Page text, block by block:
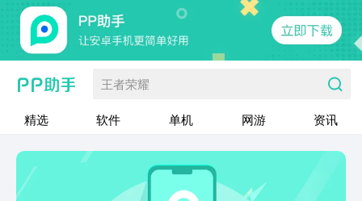
王者荣耀
精选 软件 单机 网游 资讯